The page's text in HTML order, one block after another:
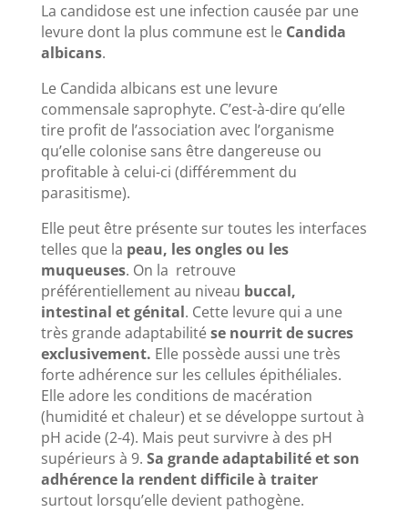
La candidose est une infection causée par une
levure dont la plus commune est le Candida
albicans.
Le Candida albicans est une levure
commensale saprophyte. C’est-à-dire qu’elle
tire profit de l’association avec l’organisme
qu’elle colonise sans être dangereuse ou
profitable à celui-ci (différemment du
parasitisme).
Elle peut être présente sur toutes les interfaces
telles que la peau, les ongles ou les
muqueuses. On la retrouve
préférentiellement au niveau buccal,
intestinal et génital. Cette levure qui a une
très grande adaptabilitése nourrit de sucres
exclusivement. Elle possède aussi une très
forte adhérence sur les cellules épithéliales.
Elle adore les conditions de macération
(humidité et chaleur) et se développe surtout à
pH acide (2-4). Mais peut survivre à des pH
supérieurs à 9. Sa grande adaptabilité et son
adhérence la rendent difficile à traiter
surtout lorsqu’elle devient pathogène.